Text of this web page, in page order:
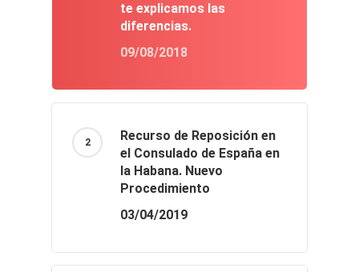
te explicamos las
diferencias.
09/08/2018
Recurso de Reposición en
el Consulado de España en
la Habana. Nuevo
Procedimiento
03/04/2019